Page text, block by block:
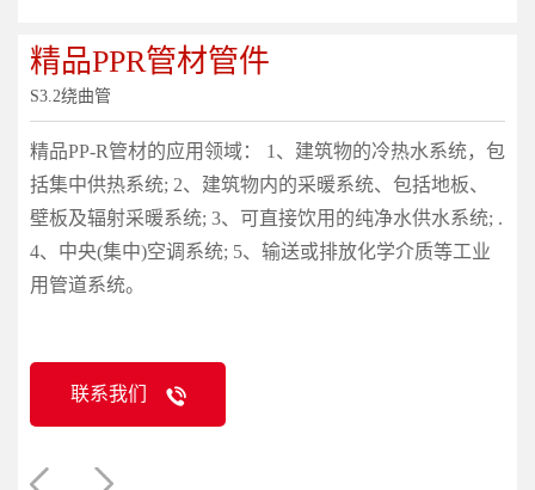
精品PPR管材管件
S3.2绕曲管
精品PP-R管材的应用领域： 1、建筑物的冷热水系统，包
括集中供热系统; 2、建筑物内的采暖系统、包括地板、
壁板及辐射采暖系统; 3、可直接饮用的纯净水供水系统; .
4、中央(集中)空调系统; 5、输送或排放化学介质等工业
用管道系统。
联系我们